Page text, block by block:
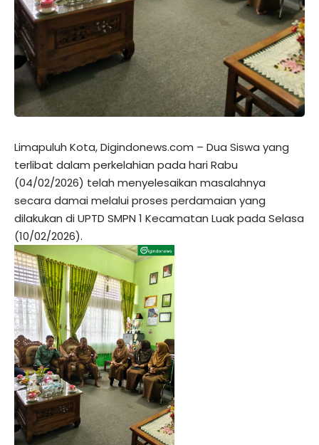
Limapuluh Kota, Digindonews.com – Dua Siswa yang
terlibat dalam perkelahian pada hari Rabu
(04/02/2026) telah menyelesaikan masalahnya
secara damai melalui proses perdamaian yang
dilakukan di UPTD SMPN 1 Kecamatan Luak pada Selasa
(10/02/2026).